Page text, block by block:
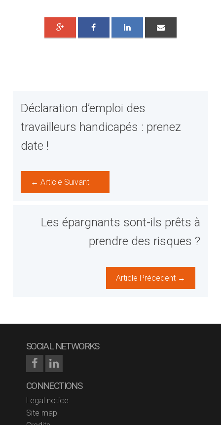
Déclaration d’emploi des
travailleurs handicapés : prenez
date !
← Article Suivant
Les épargnants sont-ils prêts à
prendre des risques ?
Article Précedent →
SOCIAL NETWORKS
CONNECTIONS
Legal notice
Site map